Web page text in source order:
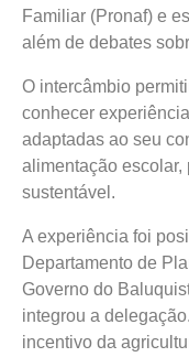
Familiar (Pronaf) e
além de debates
O intercâmbio
conhecer
adaptadas ao seu
alimentação escolar,
sustentável.
A experiência foi
Departamento de
Governo do
integrou a
incentivo da